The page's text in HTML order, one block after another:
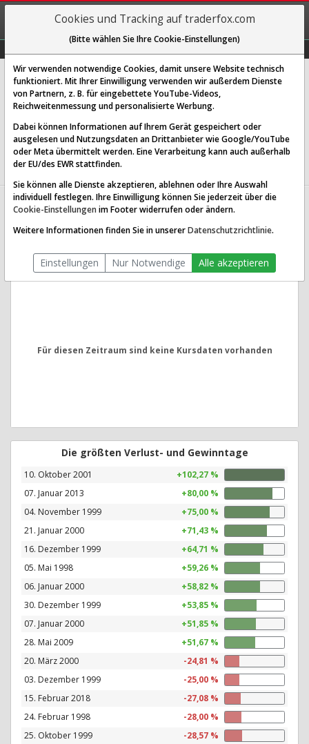
REGIS-
TRIEREN
Avid Bioservices Inc.
[CDMO | WKN A2JBKV | ISIN US05368M1062]
12,500 $ 0,16 %
Echtzeit-Aktienkurs 04.02.2025 21:06 Uhr
BID:12,490 $
Avid Bioservices Aktien Verlauf
seit Beginn (A2JBKV | CDMO)
1T 3M 1J 10J Alles
Für diesen Zeitraum sind keine Kursdaten vorhanden
Die größten Verlust- und Gewinntage
10. Oktober 2001
+102,27 %
07. Januar 2013
+80,00 %
04. November 1999
+75,00 %
21. Januar 2000
+71,43 %
16. Dezember 1999
+64,71 %
05. Mai 1998
+59,26 %
06. Januar 2000
+58,82 %
30. Dezember 1999
+53,85 %
07. Januar 2000
+51,85 %
28. Mai 2009
+51,67 %
20. März 2000
-24,81 %
03. Dezember 1999
-25,00 %
15. Februar 2018
-27,08 %
24. Februar 1998
-28,00 %
25. Oktober 1999
-28,57 %
Cookies und Tracking auf traderfox.com
(Bitte wählen Sie Ihre Cookie-Einstellungen)
Wir verwenden notwendige Cookies, damit unsere Website technisch
funktioniert. Mit Ihrer Einwilligung verwenden wir außerdem Dienste
von Partnern, z. B. für eingebettete YouTube-Videos,
Reichweitenmessung und personalisierte Werbung.
Dabei können Informationen auf Ihrem Gerät gespeichert oder
ausgelesen und Nutzungsdaten an Drittanbieter wie Google/YouTube
oder Meta übermittelt werden. Eine Verarbeitung kann auch außerhalb
der EU/des EWR stattfinden.
Sie können alle Dienste akzeptieren, ablehnen oder Ihre Auswahl
individuell festlegen. Ihre Einwilligung können Sie jederzeit über die
Cookie-Einstellungen im Footer widerrufen oder ändern.
Weitere Informationen finden Sie in unsererDatenschutzrichtlinie.
Einstellungen Nur Notwendige Alle akzeptieren